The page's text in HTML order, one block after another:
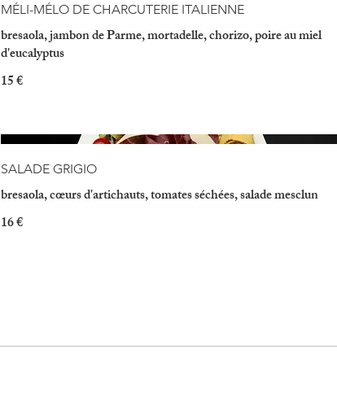
MÉLI-MÉLO DE CHARCUTERIE ITALIENNE
bresaola, jambon de Parme, mortadelle, chorizo, poire au miel
d'eucalyptus
15 €
SALADE GRIGIO
bresaola, cœurs d'artichauts, tomates séchées, salade mesclun
16 €